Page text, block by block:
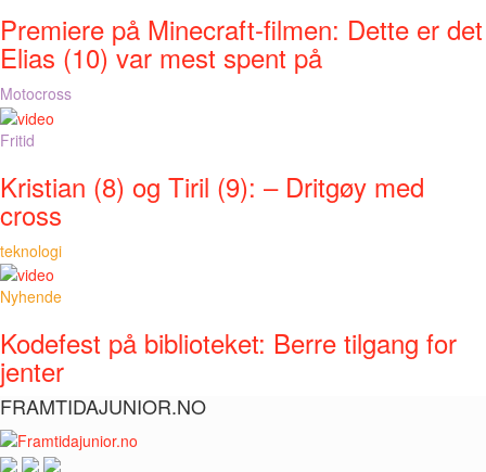
Premiere på Minecraft-filmen: Dette er det
Elias (10) var mest spent på
Motocross
Fritid
Kristian (8) og Tiril (9): – Dritgøy med
cross
teknologi
Nyhende
Kodefest på biblioteket: Berre tilgang for
jenter
FRAMTIDAJUNIOR.NO